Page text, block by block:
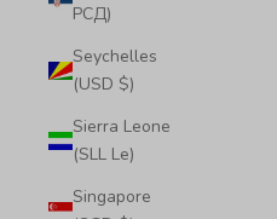
РСД)
Seychelles
(USD $)
Sierra Leone
(SLL Le)
Singapore